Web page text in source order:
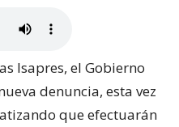
Isapres, el Gobierno
denuncia, esta vez
que efectuarán